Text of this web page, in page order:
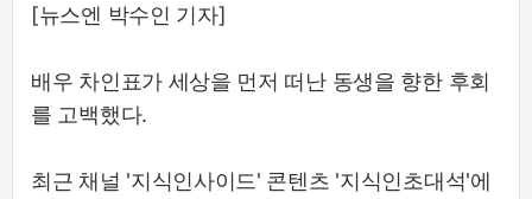
[뉴스엔 박수인 기자]
배우 차인표가 세상을 먼저 떠난 동생을 향한 후회
를 고백했다.
최근 채널 '지식인사이드' 콘텐츠 '지식인초대석'에